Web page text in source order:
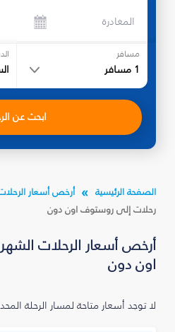
المغادرة
مسافر
1 مسافر
ابحث عن
الصفحة الرئيسية أرخص أسعار
رحلات إلى روستوف اون دون
أرخص أسعار الرحلات
اون دون
لا توجد أسعار متاحة لمسار الرحلة